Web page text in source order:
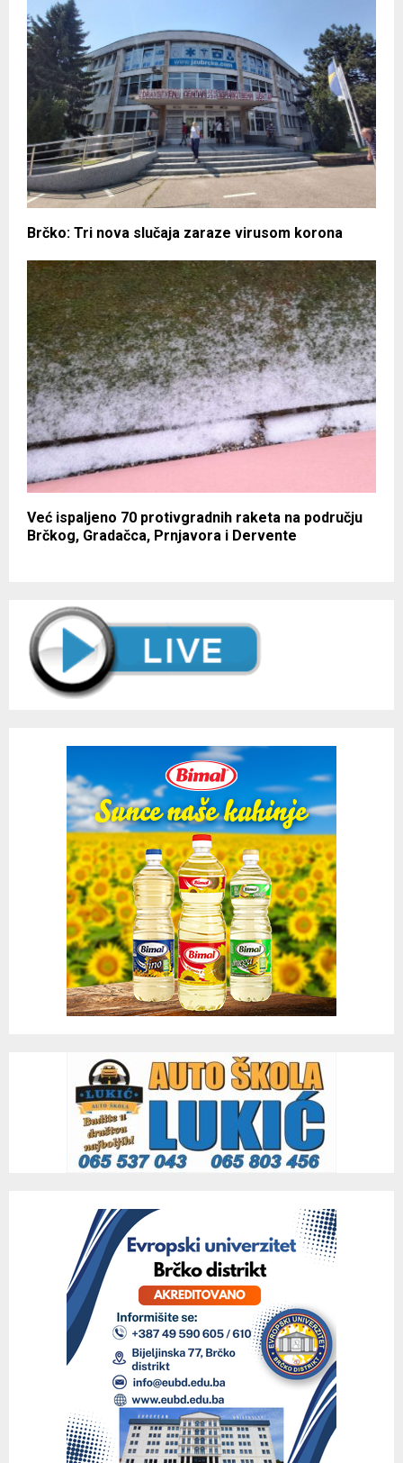
Brčko: Tri nova slučaja zaraze virusom korona
Već ispaljeno 70 protivgradnih raketa na području
Brčkog, Gradačca, Prnjavora i Dervente